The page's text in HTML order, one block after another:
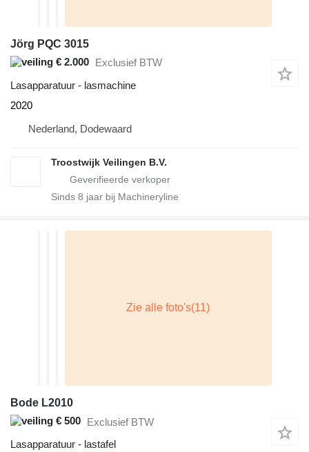
Jörg PQC 3015
€ 2.000 Exclusief BTW
Lasapparatuur - lasmachine
2020
Nederland, Dodewaard
Troostwijk Veilingen B.V.
Sinds 8 jaar bij Machineryline
Bode L2010
€ 500 Exclusief BTW
Lasapparatuur - lastafel